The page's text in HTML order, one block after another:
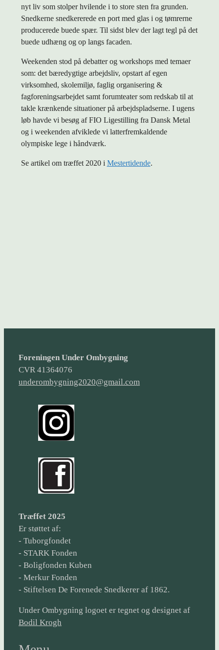
nyt liv som stolper hvilende i to store sten fra grunden.
Snedkerne snedkererede en port med glas i og tømrerne
producerede buede spær. Til sidst blev der lagt tegl på det
buede udhæng og op langs facaden.
Weekenden stod på debatter og workshops med temaer
som: det bæredygtige arbejdsliv, opstart af egen
virksomhed, skolemiljø, faglig organisering &
fagforeningsarbejdet samt forumteater som redskab til at
takle krænkende situationer på arbejdspladserne. I ugens
løb havde vi besøg af FIO Ligestilling fra Dansk Metal
og i weekenden afviklede vi latterfremkaldende
olympiske lege i håndværk.
Se artikel om træffet 2020 i Mestertidende.
Foreningen Under Ombygning
CVR 41364076
underombygning2020@gmail.com
Træffet 2025
Er støttet af:
- Tuborgfondet
- STARK Fonden
- Boligfonden Kuben
- Merkur Fonden
- Stiftelsen De Forenede Snedkerer af 1862.
Under Ombygning logoet er tegnet og designet af
Bodil Krogh